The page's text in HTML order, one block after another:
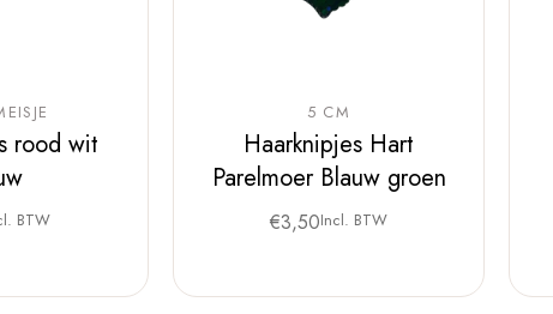
rood wit
BTW
5 CM
Haarknipjes Hart
Parelmoer Blauw groen
€3,50Incl. BTW